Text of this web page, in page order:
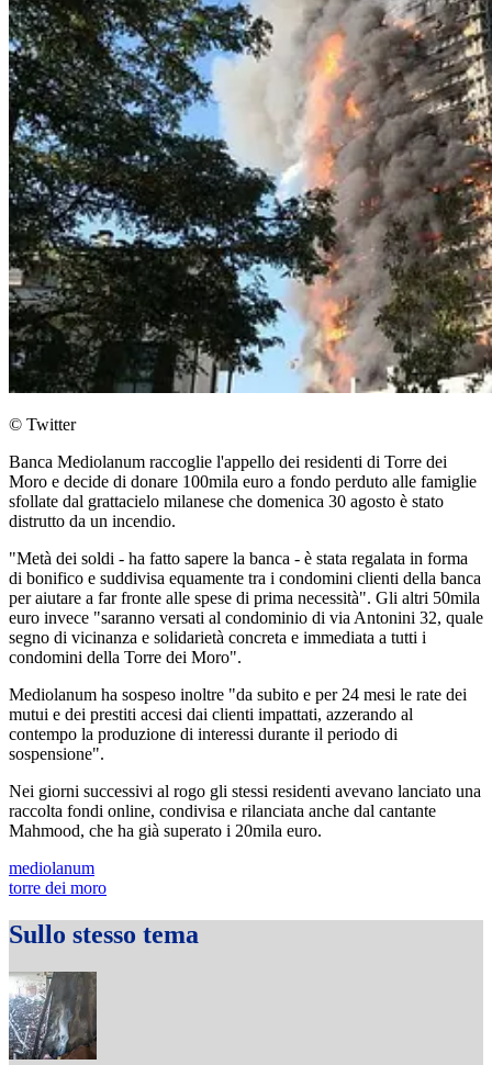
© Twitter
Banca Mediolanum raccoglie l'appello dei residenti di Torre dei
Moro e decide di donare 100mila euro a fondo perduto alle famiglie
sfollate dal grattacielo milanese che domenica 30 agosto è stato
distrutto da un incendio.
"Metà dei soldi - ha fatto sapere la banca - è stata regalata in forma
di bonifico e suddivisa equamente tra i condomini clienti della banca
per aiutare a far fronte alle spese di prima necessità". Gli altri 50mila
euro invece "saranno versati al condominio di via Antonini 32, quale
segno di vicinanza e solidarietà concreta e immediata a tutti i
condomini della Torre dei Moro".
Mediolanum ha sospeso inoltre "da subito e per 24 mesi le rate dei
mutui e dei prestiti accesi dai clienti impattati, azzerando al
contempo la produzione di interessi durante il periodo di
sospensione".
Nei giorni successivi al rogo gli stessi residenti avevano lanciato una
raccolta fondi online, condivisa e rilanciata anche dal cantante
Mahmood, che ha già superato i 20mila euro.
mediolanum
torre dei moro
Sullo stesso tema